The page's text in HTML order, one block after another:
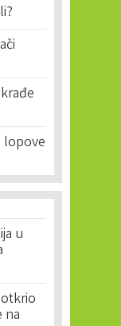
lopove
u
na